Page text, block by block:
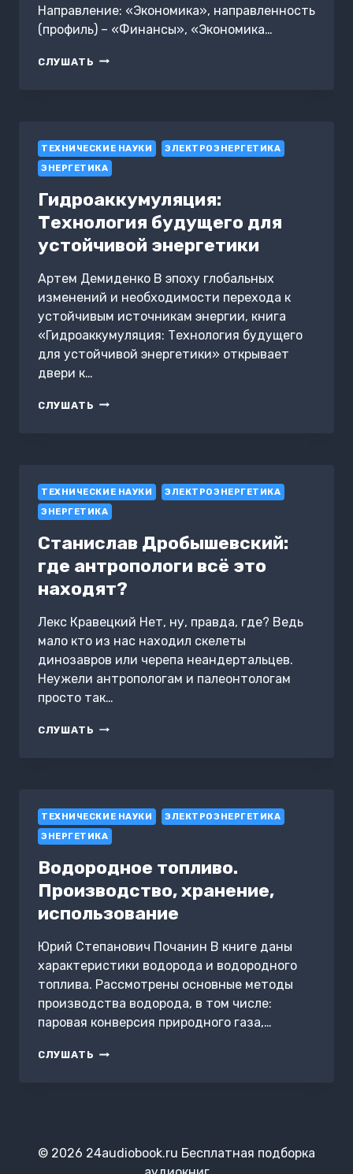
Направление: «Экономика», направленность
(профиль) – «Финансы», «Экономика…
СЛУШАТЬ ТЕСТЫ
ТЕХНИЧЕСКИЕ НАУКИ
ЭЛЕКТРОЭНЕРГЕТИКА
ЭНЕРГЕТИКА
Гидроаккумуляция:
Технология будущего для
устойчивой энергетики
Артем Демиденко В эпоху глобальных
изменений и необходимости перехода к
устойчивым источникам энергии, книга
«Гидроаккумуляция: Технология будущего
для устойчивой энергетики» открывает
двери к…
СЛУШАТЬ ГИДРОАККУМУЛЯЦИЯ:
ТЕХНИЧЕСКИЕ НАУКИ
ЭЛЕКТРОЭНЕРГЕТИКА
ЭНЕРГЕТИКА
Станислав Дробышевский:
где антропологи всё это
находят?
Лекс Кравецкий Нет, ну, правда, где? Ведь
мало кто из нас находил скелеты
динозавров или черепа неандертальцев.
Неужели антропологам и палеонтологам
просто так…
СЛУШАТЬ СТАНИСЛАВ
НАХОДЯТ?
ТЕХНИЧЕСКИЕ НАУКИ
ЭЛЕКТРОЭНЕРГЕТИКА
ЭНЕРГЕТИКА
Водородное топливо.
Производство, хранение,
использование
Юрий Степанович Почанин В книге даны
характеристики водорода и водородного
топлива. Рассмотрены основные методы
производства водорода, в том числе:
паровая конверсия природного газа,…
СЛУШАТЬ ВОДОРОДНОЕ
© 2026 24audiobook.ru Бесплатная подборка